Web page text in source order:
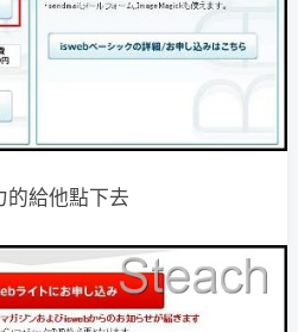
的給他點下去